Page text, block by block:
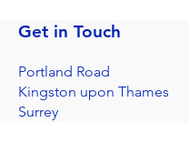
Get in Touch
Portland Road
Kingston upon Thames
Surrey